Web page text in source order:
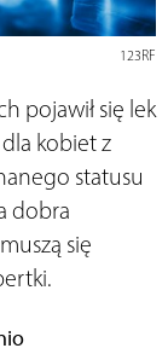
123RF
pojawił się lek
kobiet z
statusu
dobra
się